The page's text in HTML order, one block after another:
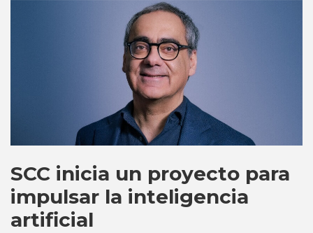
SCC inicia un proyecto para
impulsar la inteligencia
artificial